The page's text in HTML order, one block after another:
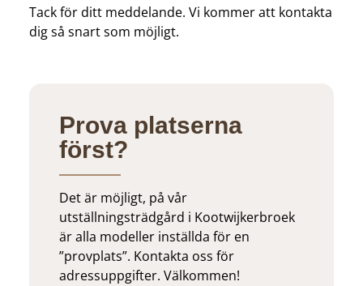
Tack för ditt meddelande. Vi kommer att kontakta
dig så snart som möjligt.
Prova platserna
först?
Det är möjligt, på vår
utställningsträdgård i Kootwijkerbroek
är alla modeller inställda för en
”provplats”. Kontakta oss för
adressuppgifter. Välkommen!